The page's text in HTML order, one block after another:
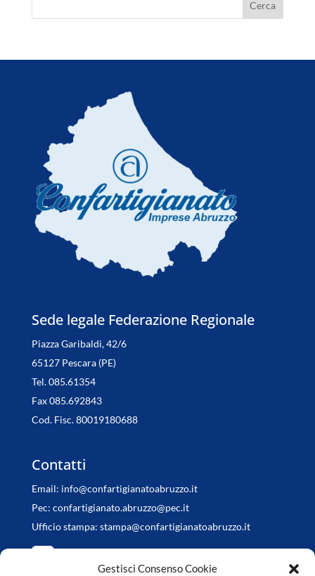
Gestisci Consenso Cookie
Sede legale Federazione Regionale
Piazza Garibaldi, 42/6
65127 Pescara (PE)
Tel. 085.61354
Fax 085.692843
Cod. Fisc. 80019180688
Contatti
Email: info@confartigianatoabruzzo.it
Pec: confartigianato.abruzzo@pec.it
Ufficio stampa: stampa@confartigianatoabruzzo.it